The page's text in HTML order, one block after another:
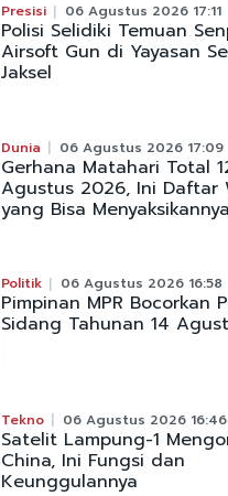
Presisi 06 Agustus 2026 17:11
Polisi Selidiki Temuan
Airsoft Gun di Yayasan
Jaksel
Dunia 06 Agustus 2026 17:09
Gerhana Matahari Total
Agustus 2026, Ini Daftar
yang Bisa Menyaksikannya
Politik 06 Agustus 2026 16:58
Pimpinan MPR Bocorkan
Sidang Tahunan 14
Tekno 06 Agustus 2026 16:46
Satelit Lampung-1
China, Ini Fungsi dan
Keunggulannya